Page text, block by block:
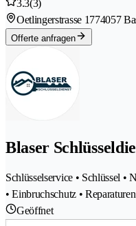
3.3(3)
Oetlingerstrasse 1774057
Offerte anfragen
Blaser
Schlüsselservice • Schlüssel •
• Einbruchschutz • Reparaturen
Geöffnet